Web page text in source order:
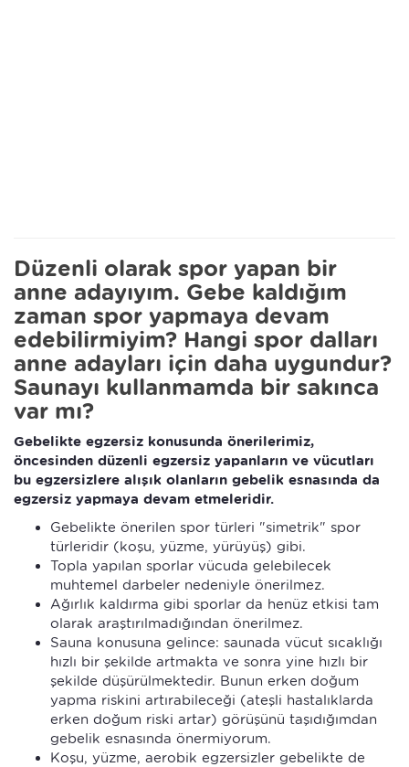
Düzenli olarak spor yapan bir
anne adayıyım. Gebe kaldığım
zaman spor yapmaya devam
edebilirmiyim? Hangi spor dalları
anne adayları için daha uygundur?
Saunayı kullanmamda bir sakınca
var mı?
Gebelikte egzersiz konusunda önerilerimiz,
öncesinden düzenli egzersiz yapanların ve vücutları
bu egzersizlere alışık olanların gebelik esnasında da
egzersiz yapmaya devam etmeleridir.
Gebelikte önerilen spor türleri "simetrik" spor
türleridir (koşu, yüzme, yürüyüş) gibi.
Topla yapılan sporlar vücuda gelebilecek
muhtemel darbeler nedeniyle önerilmez.
Ağırlık kaldırma gibi sporlar da henüz etkisi tam
olarak araştırılmadığından önerilmez.
Sauna konusuna gelince: saunada vücut sıcaklığı
hızlı bir şekilde artmakta ve sonra yine hızlı bir
şekilde düşürülmektedir. Bunun erken doğum
yapma riskini artırabileceği (ateşli hastalıklarda
erken doğum riski artar) görüşünü taşıdığımdan
gebelik esnasında önermiyorum.
Koşu, yüzme, aerobik egzersizler gebelikte de